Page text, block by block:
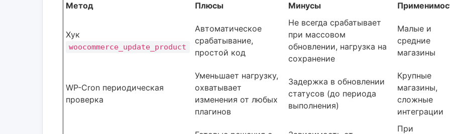
Метод Плюсы Минусы
Хук
woocommerce_update_product
Автоматическое
срабатывание,
простой код
Не всегда срабатывает
при массовом
обновлении, нагрузка на
сохранение
Малые и
средние
магазины
WP-Cron периодическая
проверка
Уменьшает нагрузку,
охватывает
изменения от любых
плагинов
Задержка в обновлении
статусов (до периода
выполнения)
Крупные
магазины,
сложные
интеграции
При